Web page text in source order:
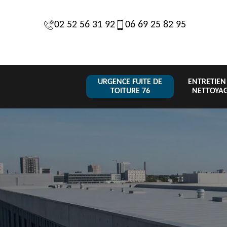
02 52 56 31 92 06 69 25 82 95
URGENCE FUITE DE
TOITURE 76
Réparation de
toiture 76
Urgence fuite
de toiture 76
de
tuile 76